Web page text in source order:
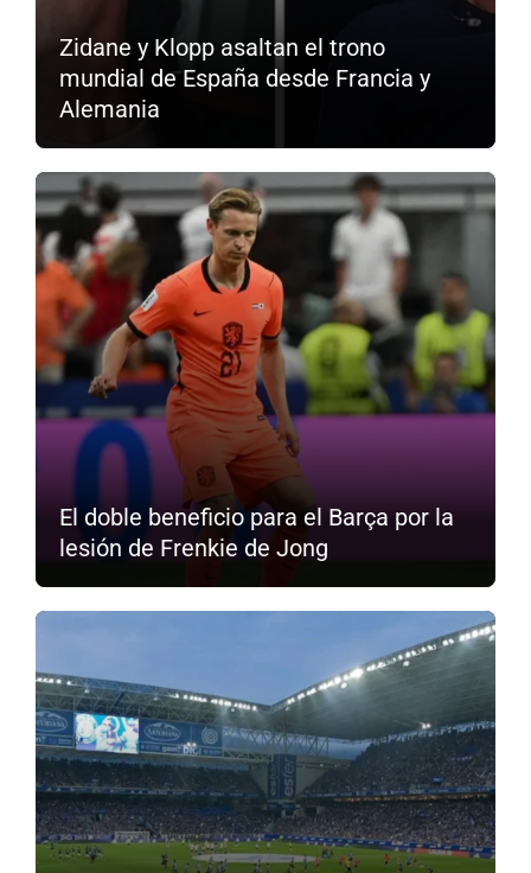
Zidane y Klopp asaltan el trono
mundial de España desde Francia y
Alemania
El doble beneficio para el Barça por la
lesión de Frenkie de Jong